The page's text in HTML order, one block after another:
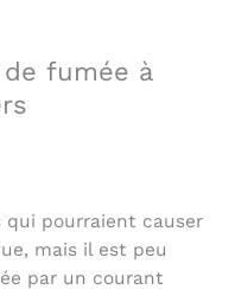
fumée à
qui pourraient causer
mais il est peu
par un courant